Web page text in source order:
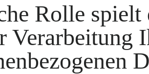
Rolle spielt
Verarbeitung